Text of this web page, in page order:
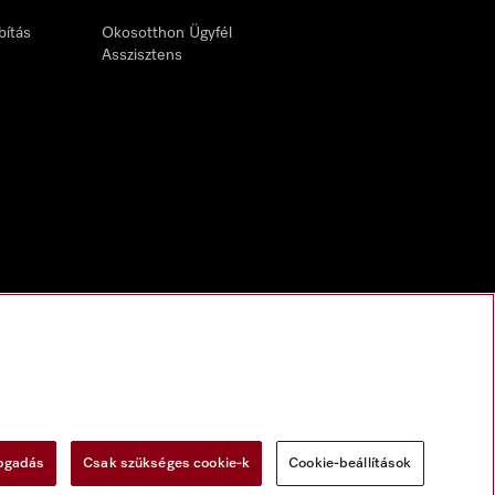
Okosotthon Ügyfél
Asszisztens
Csak szükséges cookie-k Cookie-beállítások